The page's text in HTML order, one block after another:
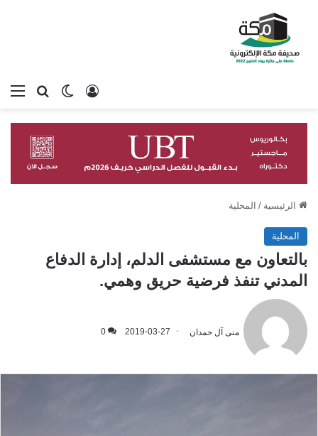
بحثالوضع
تسجيل الدخول
الرئيسية / المحلية
المحلية
بالتعاون مع مستشفى الدلم، إدارة الدفاع
المدني تنفذ فرضية حريق وهمي.
منى آل حمدان 2019-03-27
0